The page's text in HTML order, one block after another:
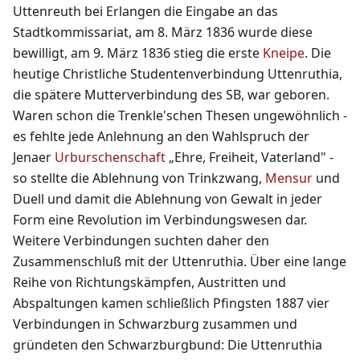
Uttenreuth bei Erlangen die Eingabe an das
Stadtkommissariat, am 8. März 1836 wurde diese
bewilligt, am 9. März 1836 stieg die erste Kneipe. Die
heutige Christliche Studentenverbindung Uttenruthia,
die spätere Mutterverbindung des SB, war geboren.
Waren schon die Trenkle'schen Thesen ungewöhnlich -
es fehlte jede Anlehnung an den Wahlspruch der
Jenaer Urburschenschaft „Ehre, Freiheit, Vaterland" -
so stellte die Ablehnung von Trinkzwang, Mensur und
Duell und damit die Ablehnung von Gewalt in jeder
Form eine Revolution im Verbindungswesen dar.
Weitere Verbindungen suchten daher den
Zusammenschluß mit der Uttenruthia. Über eine lange
Reihe von Richtungskämpfen, Austritten und
Abspaltungen kamen schließlich Pfingsten 1887 vier
Verbindungen in Schwarzburg zusammen und
gründeten den Schwarzburgbund: Die Uttenruthia